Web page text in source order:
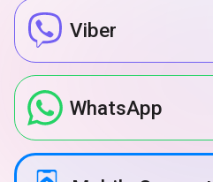
Viber
WhatsApp